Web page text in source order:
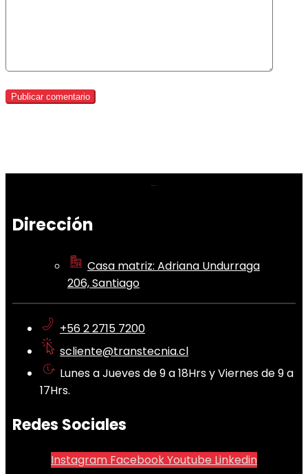
Dirección
Casa matriz: Adriana Undurraga
206, Santiago
+56 2 2715 7200
scliente@transtecnia.cl
Lunes a Jueves de 9 a 18Hrs y Viernes de 9 a
17Hrs.
Redes Sociales
Instagram FacebookYoutube Linkedin